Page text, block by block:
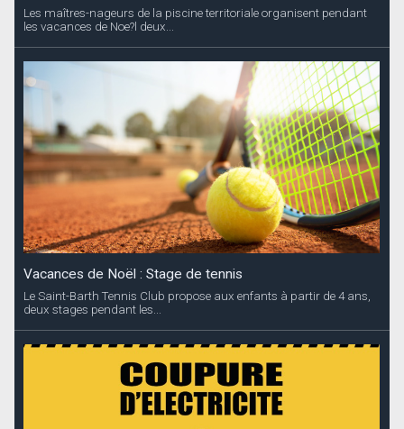
Vacances de Noël : Stage de tennis
Le Saint-Barth Tennis Club propose aux enfants à partir de 4 ans,
deux stages pendant les...
Coupures d’électricité annoncées
EDF Archipel Guadeloupe informe sa clientèle que la distribution